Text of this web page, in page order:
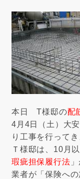
本日 T様邸の配
4月4日（土）大
り工事を行ってき
Ｔ様邸は、10月
瑕疵担保履行法
業者が「保険への